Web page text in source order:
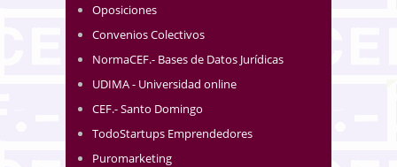
Oposiciones
Convenios Colectivos
NormaCEF.- Bases de Datos Jurídicas
UDIMA - Universidad online
CEF.- Santo Domingo
TodoStartups Emprendedores
Puromarketing